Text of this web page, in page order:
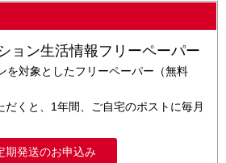
ョン生活情報フリーペーパー
を対象としたフリーペーパー（無料
だくと、1年間、ご自宅のポストに毎月
期発送のお申込み